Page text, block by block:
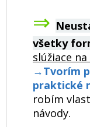
⇒
všetky
slúžiace
→Tvorím
praktické
robím
návody.